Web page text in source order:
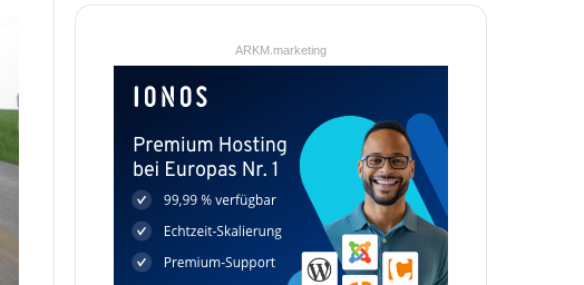
ARKM.marketing